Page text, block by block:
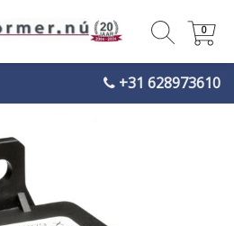
+31 628973610
0
0